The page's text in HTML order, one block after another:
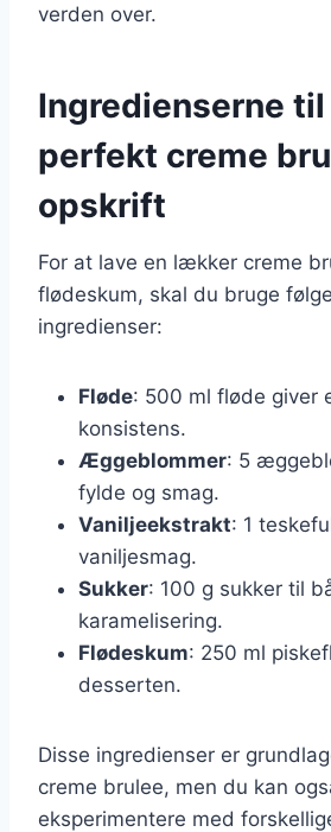
verden over.
Ingredienserne til
perfekt creme
opskrift
For at lave en lækker creme
flødeskum, skal du bruge
ingredienser:
Fløde: 500 ml fløde giver
konsistens.
Æggeblommer: 5
fylde og smag.
Vaniljeekstrakt: 1
vaniljesmag.
Sukker: 100 g sukker til
karamelisering.
Flødeskum: 250 ml
desserten.
Disse ingredienser er
creme brulee, men du kan
eksperimentere med